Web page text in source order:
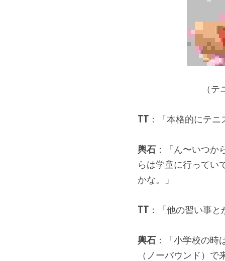
（
TT ：「本格的にテ
輿石 ：「ん〜いつ
らは学童に行ってい
かな。」
TT ：「他の習い事
輿石 ：「小学校の
（ノーバウンド）